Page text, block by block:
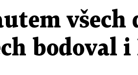
všech
bodoval i